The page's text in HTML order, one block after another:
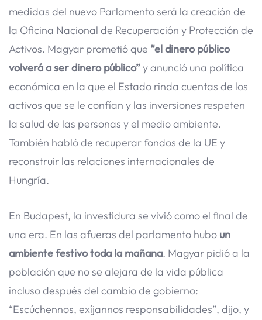
medidas del nuevo Parlamento será la creación de
la Oficina Nacional de Recuperación y Protección de
Activos. Magyar prometió que “el dinero público
volverá a ser dinero público”y anunció una política
económica en la que el Estado rinda cuentas de los
activos que se le confían y las inversiones respeten
la salud de las personas y el medio ambiente.
También habló de recuperar fondos de la UE y
reconstruir las relaciones internacionales de
Hungría.
En Budapest, la investidura se vivió como el final de
una era. En las afueras del parlamento hubo un
ambiente festivo toda la mañana. Magyar pidió a la
población que no se alejara de la vida pública
incluso después del cambio de gobierno:
“Escúchennos, exíjannos responsabilidades”, dijo, y